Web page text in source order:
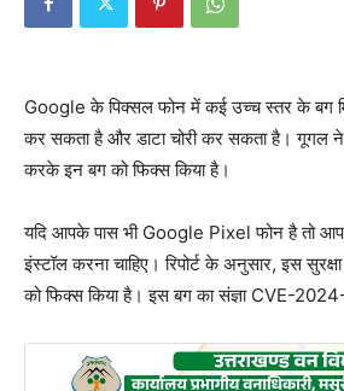
Google के पिक्सल फोन में कई उच्च स्तर के बग
कर सकता है और डाटा चोरी कर सकता है। गूगल ने
करके इन बग को फिक्स किया है।
यदि आपके पास भी Google Pixel फोन है तो
इंस्टॉल करना चाहिए। रिपोर्ट के अनुसार, इस
को फिक्स किया है। इस बग का संज्ञा CVE-